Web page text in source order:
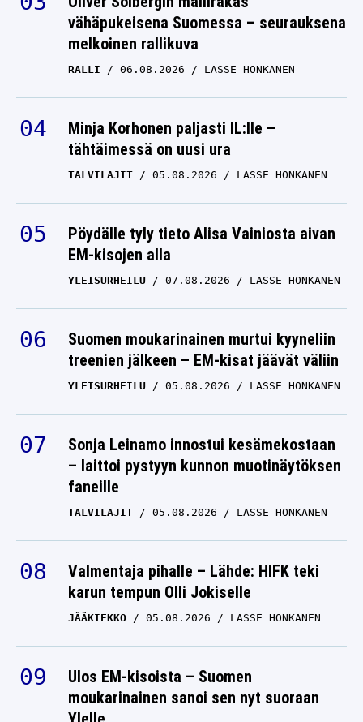
vähäpukeisena Suomessa – seurauksena
melkoinen rallikuva
RALLI 06.08.2026 LASSE HONKANEN
Minja Korhonen paljasti IL:lle –
tähtäimessä on uusi ura
TALVILAJIT 05.08.2026 LASSE HONKANEN
Pöydälle tyly tieto Alisa Vainiosta aivan
EM-kisojen alla
YLEISURHEILU 07.08.2026 LASSE HONKANEN
Suomen moukarinainen murtui kyyneliin
treenien jälkeen – EM-kisat jäävät väliin
YLEISURHEILU 05.08.2026 LASSE HONKANEN
Sonja Leinamo innostui kesämekostaan
– laittoi pystyyn kunnon muotinäytöksen
faneille
TALVILAJIT 05.08.2026 LASSE HONKANEN
Valmentaja pihalle – Lähde: HIFK teki
karun tempun Olli Jokiselle
JÄÄKIEKKO 05.08.2026 LASSE HONKANEN
Ulos EM-kisoista – Suomen
moukarinainen sanoi sen nyt suoraan